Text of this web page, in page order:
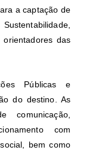
a captação de
orientadores das
Públicas e
do destino. As
comunicação,
com
bem como